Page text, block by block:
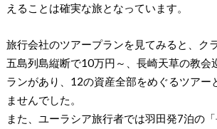
えることは確実な旅となっています。
旅行会社のツアープランを見てみると、ク
五島列島縦断で10万円～、長崎天草の教会
ランがあり、12の資産全部をめぐるツアー
ませんでした。
また、ユーラシア旅行者では羽田発7泊の